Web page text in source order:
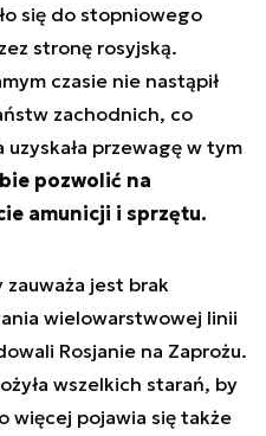
się do stopniowego
stronę rosyjską.
czasie nie nastąpił
zachodnich, co
uzyskała przewagę w tym
pozwolić na
amunicji i sprzętu.
jest brak
wielowarstwowej linii
Rosjanie na Zaprożu.
wszelkich starań, by
więcej pojawia się także